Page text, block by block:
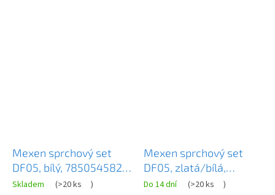
Mexen sprchový set
DF05, bílý, 785054582-
20
Skladem (>20 ks )
Mexen sprchový set
DF05, zlatá/bílá,
785054582-50
Do 14 dní (>20 ks )